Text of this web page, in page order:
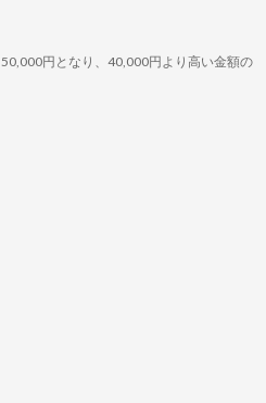
円となり、40,000円より高い金額の